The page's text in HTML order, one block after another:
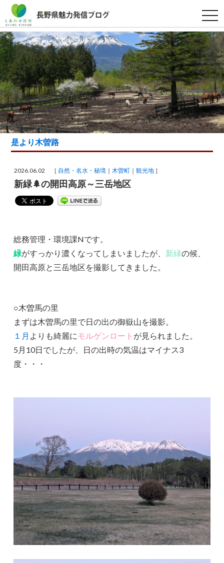
t
o
g
g
l
e
n
a
v
i
g
a
t
i
o
n
是より木曽路
2026.06.02 ［ 自然・名水・秘境 木曽町 観光地 ］
新緑🌲の開田高原～三岳地区
総務管理・環境課Nです。
緑がすっかり濃くなってしまいましたが、 新緑の候、
開田高原と三岳地区を撮影してきました。
○木曽馬の里
まずは木曽馬の里で日の出の御嶽山を撮影。
１月 よりも綺麗にモルゲンロート が見られました。
5月10日でしたが、日の出時の気温はマイナス3
度・・・